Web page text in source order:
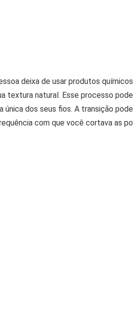
deixa de usar produtos
textura natural. Esse processo
dos seus fios. A transição
com que você cortava as